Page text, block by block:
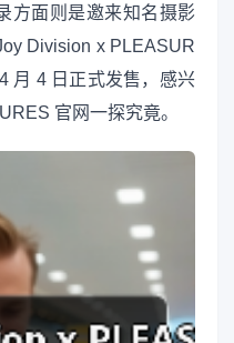
方面则是邀来知名摄影
Division x PLEASUR
月 4 日正式发售，感兴
官网一探究竟。